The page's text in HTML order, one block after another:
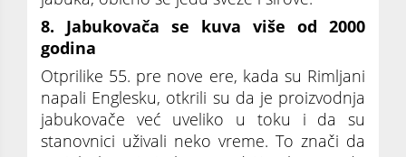
8. Jabukovača se kuva više od 2000
godina
Otprilike 55. pre nove ere, kada su Rimljani
napali Englesku, otkrili su da je proizvodnja
jabukovače već uveliko u toku i da su
stanovnici uživali neko vreme. To znači da